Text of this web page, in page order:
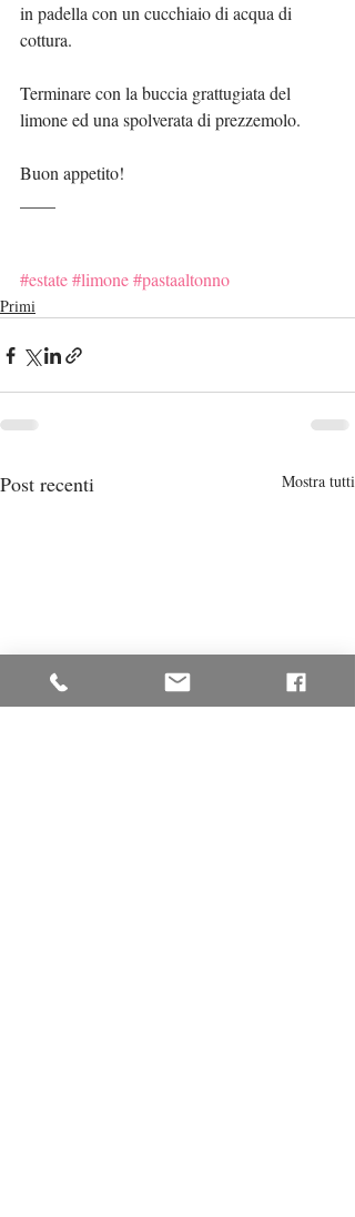
in padella con un cucchiaio di acqua di
cottura.
Terminare con la buccia grattugiata del
limone ed una spolverata di prezzemolo.
Buon appetito!
#estate#limone#pastaaltonno
Primi
Post recenti Mostra tutti